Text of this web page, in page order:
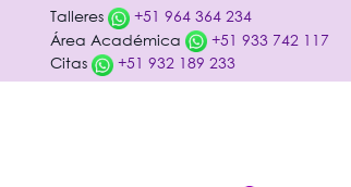
Talleres
+51 964 364 234
Área Académica
+51 933 742 117
Citas
+51 932 189 233